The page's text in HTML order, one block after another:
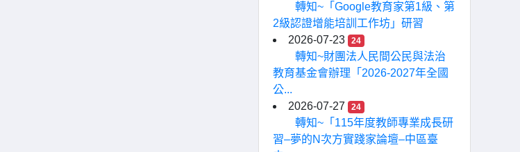
轉知~「Google教育家第1級、第
2級認證增能培訓工作坊」研習
2026-07-23
24
轉知~財團法人民間公民與法治
教育基金會辦理「2026-2027年全國
公...
2026-07-27
24
轉知~「115年度教師專業成長研
習–夢的N次方實踐家論壇–中區臺